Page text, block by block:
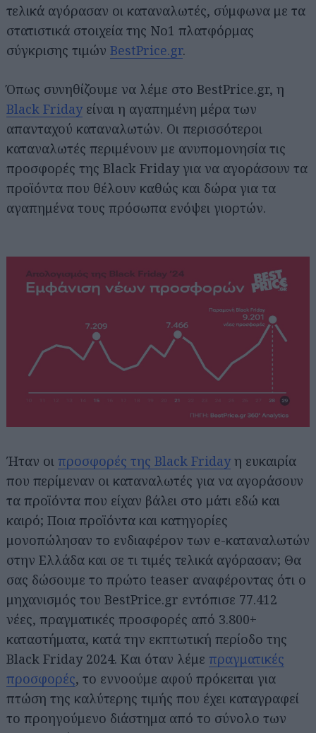
τελικά αγόρασαν οι καταναλωτές, σύμφωνα με τα
στατιστικά στοιχεία της Νο1 πλατφόρμας
σύγκρισης τιμών BestPrice.gr.
Όπως συνηθίζουμε να λέμε στο BestPrice.gr, η
Black Fridayείναι η αγαπημένη μέρα των
απανταχού καταναλωτών. Οι περισσότεροι
καταναλωτές περιμένουν με ανυπομονησία τις
προσφορές της Black Friday για να αγοράσουν τα
προϊόντα που θέλουν καθώς και δώρα για τα
αγαπημένα τους πρόσωπα ενόψει γιορτών.
Ήταν οι προσφορές της Black Fridayη ευκαιρία
που περίμεναν οι καταναλωτές για να αγοράσουν
τα προϊόντα που είχαν βάλει στο μάτι εδώ και
καιρό; Ποια προϊόντα και κατηγορίες
μονοπώλησαν το ενδιαφέρον των e-καταναλωτών
στην Ελλάδα και σε τι τιμές τελικά αγόρασαν; Θα
σας δώσουμε το πρώτο teaser αναφέροντας ότι ο
μηχανισμός του BestPrice.gr εντόπισε 77.412
νέες, πραγματικές προσφορές από 3.800+
καταστήματα, κατά την εκπτωτική περίοδο της
Black Friday 2024. Και όταν λέμε πραγματικές
προσφορές, το εννοούμε αφού πρόκειται για
πτώση της καλύτερης τιμής που έχει καταγραφεί
το προηγούμενο διάστημα από το σύνολο των